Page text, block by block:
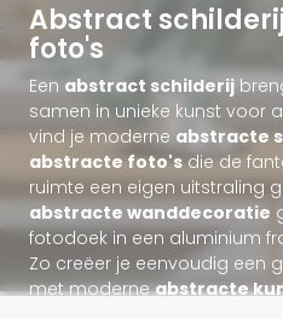
Abstract
foto's
Een abstract schilderij
samen in unieke kunst voor
vind je moderne abstracte
abstracte foto'sdie de
ruimte een eigen uitstraling
abstracte wanddecoratie
fotodoek in een aluminium
Zo creëer je eenvoudig een
met moderneabstracte